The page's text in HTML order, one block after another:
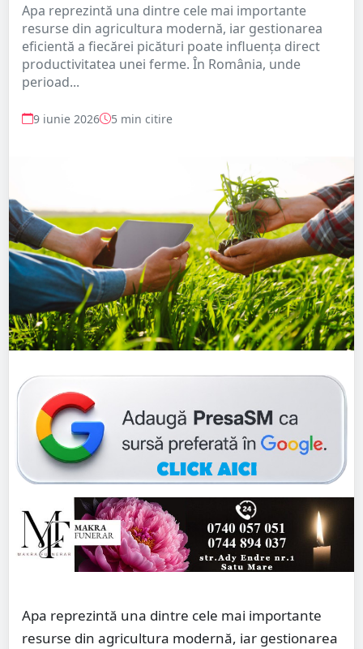
Apa reprezintă una dintre cele mai importante
resurse din agricultura modernă, iar gestionarea
eficientă a fiecărei picături poate influența direct
productivitatea unei ferme. În România, unde
perioad...
9 iunie 2026 5 min citire
Apa reprezintă una dintre cele mai importante
resurse din agricultura modernă, iar gestionarea